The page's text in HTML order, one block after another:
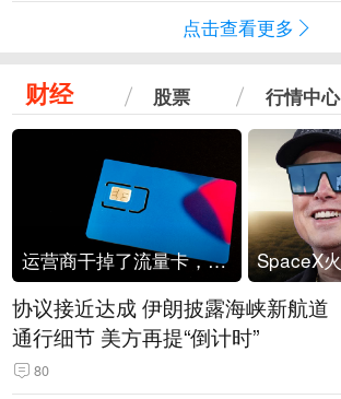
点击查看更多
财经 股票 行情中心
运营商干掉了流量卡，他们真的玩不起了
协议接近达成 伊朗披露海峡新航道
通行细节 美方再提“倒计时”
80